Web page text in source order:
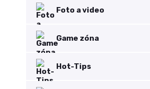
Foto a video
Game zóna
Hot-Tips